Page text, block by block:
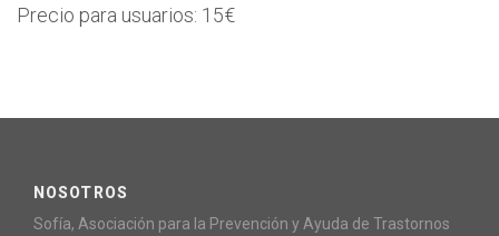
Precio para usuarios: 15€
NOSOTROS
Sofía, Asociación para la Prevención y Ayuda de Trastornos